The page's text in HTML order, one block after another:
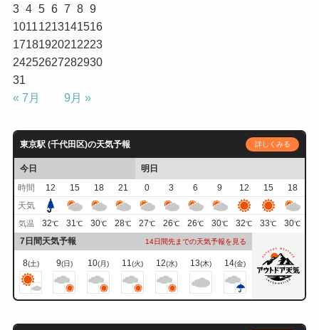
3 4 5 6 7 8 9
10111213141516
17181920212223
24252627282930
31
« 7月
9月 »
東京駅 (千代田区)の天気予報 詳しくみる
今日
明日
時間
12 15 18 21 0 3 6 9 12 15
18
天気
気温 32℃ 31℃ 30℃ 28℃ 27℃ 26℃ 26℃ 30℃ 32℃ 33℃ 30℃
7日間天気予報 14日間先までの天気予報を見る
8(土) 9(日) 10(月) 11 (火) 12(水) 13(木) 14(金)